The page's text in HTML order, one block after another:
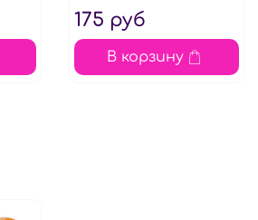
175 руб
В корзину